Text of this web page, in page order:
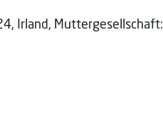
Irland, Muttergesellschaft: